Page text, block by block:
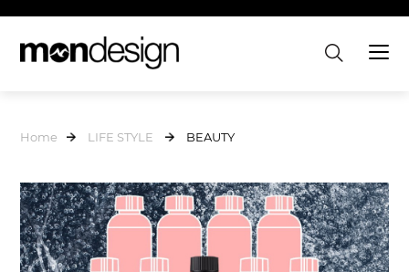
Home LIFE STYLE BEAUTY